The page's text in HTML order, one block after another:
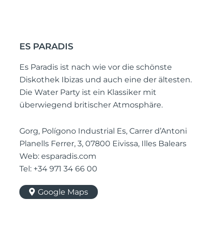
ES PARADIS
Es Paradis ist nach wie vor die schönste
Diskothek Ibizas und auch eine der ältesten.
Die Water Party ist ein Klassiker mit
überwiegend britischer Atmosphäre.
Gorg, Polígono Industrial Es, Carrer d’Antoni
Planells Ferrer, 3, 07800 Eivissa, Illes Balears
Web: esparadis.com
Tel: +34 971 34 66 00
Google Maps